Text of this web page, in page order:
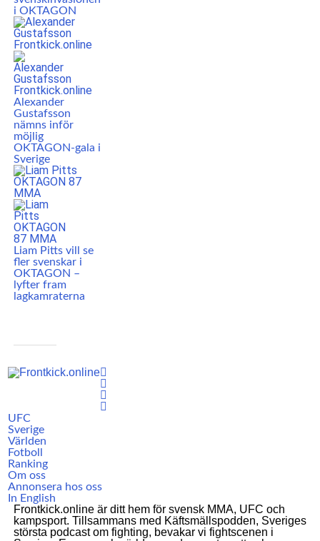
i OKTAGON
Alexander
Gustafsson
nämns inför
möjlig
OKTAGON-gala i
Sverige
Liam Pitts vill se
fler svenskar i
OKTAGON –
lyfter fram
lagkamraterna
UFC
Sverige
Världen
Fotboll
Ranking
Om oss
Annonsera hos oss
In English
Frontkick.online är ditt hem för svensk MMA, UFC och
kampsport. Tillsammans med Käftsmällspodden, Sveriges
största podcast om fighting, bevakar vi fightscenen i